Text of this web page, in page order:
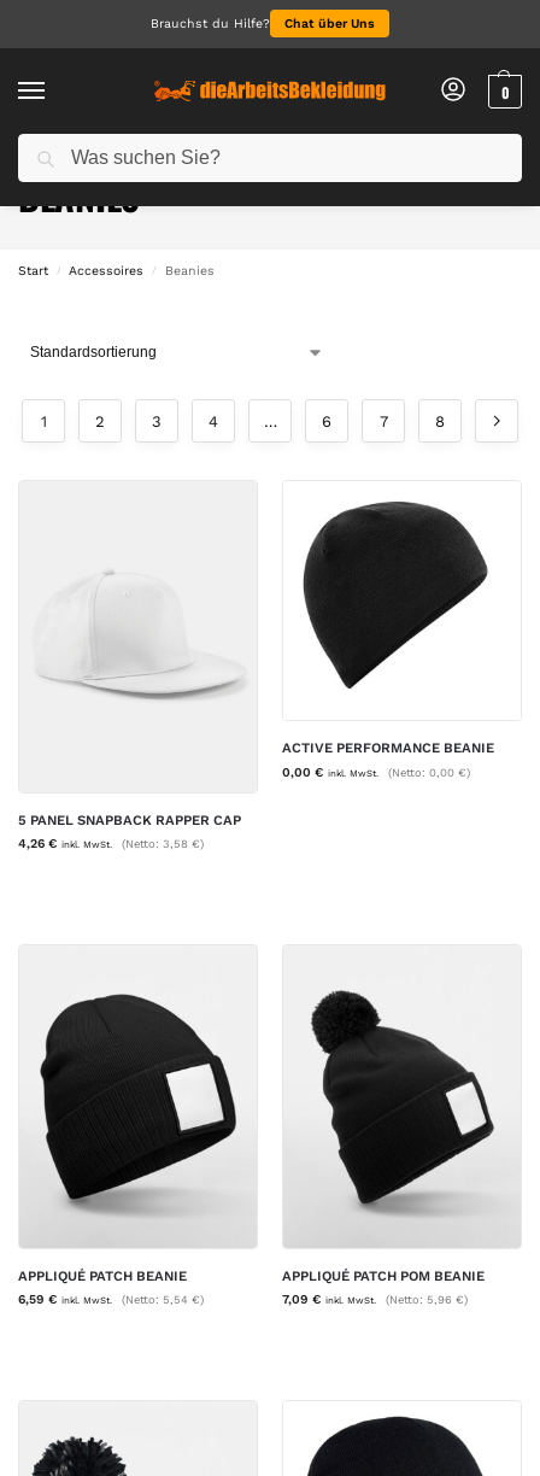
Brauchst du Hilfe? Chat über Uns
0
BEANIES
Start / Accessoires / Beanies
1 2 3 4 … 6 7 8
5 PANEL SNAPBACK RAPPER CAP
4,26 € inkl. MwSt. (Netto: 3,58 €)
ACTIVE PERFORMANCE BEANIE
0,00 € inkl. MwSt. (Netto: 0,00 €)
APPLIQUÉ PATCH BEANIE
6,59 € inkl. MwSt. (Netto: 5,54 €)
APPLIQUÉ PATCH POM BEANIE
7,09 € inkl. MwSt. (Netto: 5,96 €)